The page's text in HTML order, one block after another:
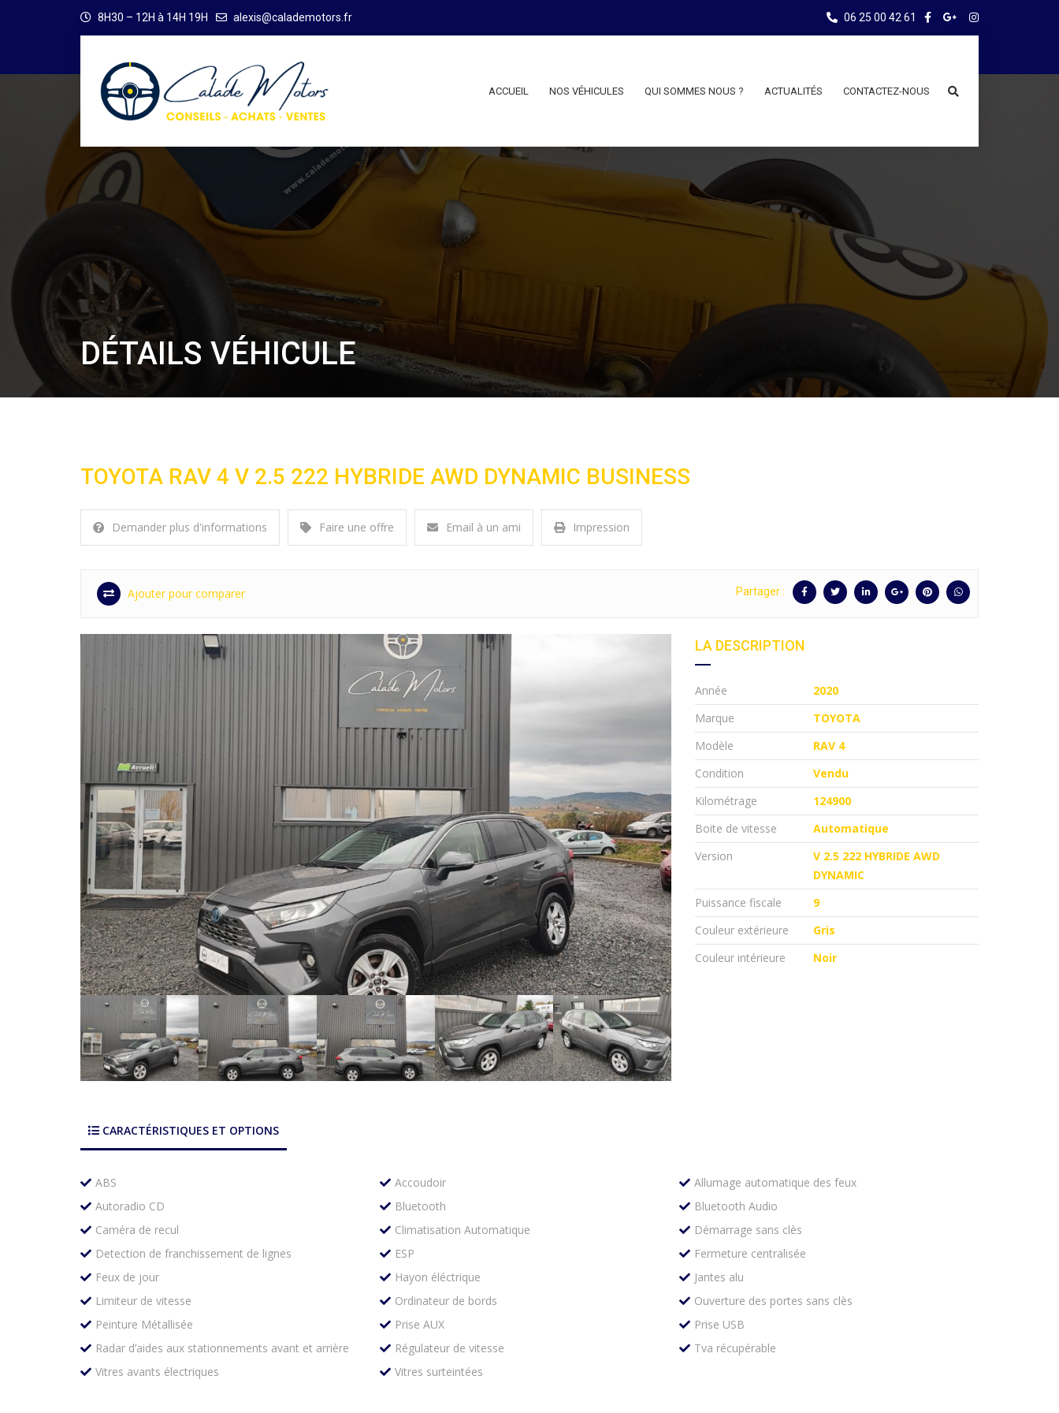
8H30 – 12H à 14H 19H alexis@calademotors.fr 06 25 00 42 61
ACCUEIL NOS VÉHICULES QUI SOMMES NOUS ? ACTUALITÉS CONTACTEZ-NOUS
DÉTAILS VÉHICULE
TOYOTA RAV 4 V 2.5 222 HYBRIDE AWD DYNAMIC BUSINESS
Demander plus d'informations Faire une offre Email à un ami Impression
Ajouter pour comparer Partager :
LA DESCRIPTION
Année
2020
Marque
TOYOTA
Modèle
RAV 4
Condition
Vendu
Kilométrage
124900
Boite de vitesse
Automatique
Version
V 2.5 222 HYBRIDE AWD
DYNAMIC
Puissance fiscale
9
Couleur extérieure
Gris
Couleur intérieure
Noir
CARACTÉRISTIQUES ET OPTIONS
ABS Accoudoir
Allumage automatique des feux
Autoradio CD
Bluetooth
Bluetooth Audio
Caméra de recul
Climatisation Automatique
Démarrage sans clès
Detection de franchissement de lignes
ESP
Fermeture centralisée
Feux de jour
Hayon éléctrique
Jantes alu
Limiteur de vitesse
Ordinateur de bords
Ouverture des portes sans clès
Peinture Métallisée
Prise AUX
Prise USB
Radar d’aides aux stationnements avant et arrière
Régulateur de vitesse
Tva récupérable
Vitres avants électriques
Vitres surteintées